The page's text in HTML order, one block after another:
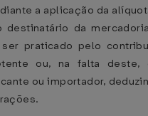
a aplicação da
destinatário da
praticado pelo
ou, na falta
ou importador,